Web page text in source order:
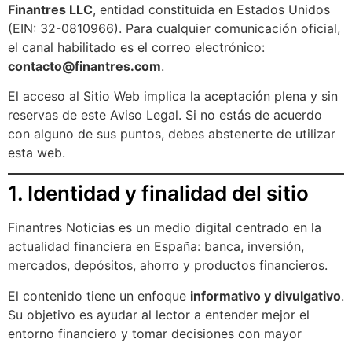
Finantres LLC, entidad constituida en Estados Unidos
(EIN: 32-0810966). Para cualquier comunicación oficial,
el canal habilitado es el correo electrónico:
contacto@finantres.com.
El acceso al Sitio Web implica la aceptación plena y sin
reservas de este Aviso Legal. Si no estás de acuerdo
con alguno de sus puntos, debes abstenerte de utilizar
esta web.
1. Identidad y finalidad del sitio
Finantres Noticias es un medio digital centrado en la
actualidad financiera en España: banca, inversión,
mercados, depósitos, ahorro y productos financieros.
El contenido tiene un enfoque informativo y divulgativo.
Su objetivo es ayudar al lector a entender mejor el
entorno financiero y tomar decisiones con mayor